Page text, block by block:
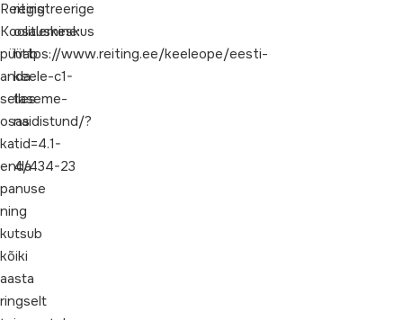
Reiting
Koolituskeskus
püüab
anda
selles
osas
ka
enda
panuse
ning
kutsub
kõiki
aasta
ringselt
registreerige
osalemine:
https://www.reiting.ee/keeleope/eesti-
keele-c1-
taseme-
naidistund/?
tid=4.1-
4/434-23